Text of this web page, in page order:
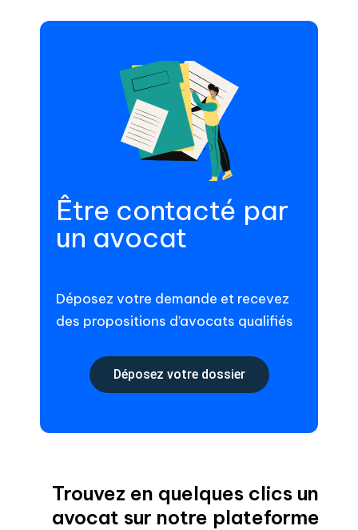
Être contacté par
un avocat
Déposez votre demande et recevez
des propositions d’avocats qualifiés
Déposez votre dossier
Trouvez en quelques clics un
avocat sur notre plateforme